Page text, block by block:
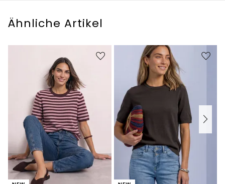
Ähnliche Artikel